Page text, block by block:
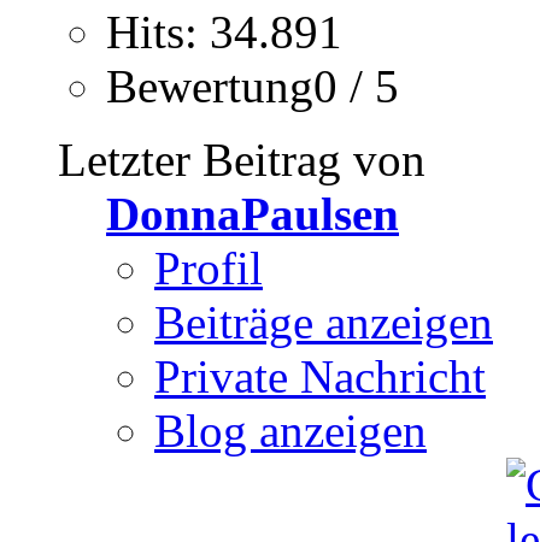
Hits: 34.891
Bewertung0 / 5
Letzter Beitrag von
DonnaPaulsen
Profil
Beiträge anzeigen
Private Nachricht
Blog anzeigen